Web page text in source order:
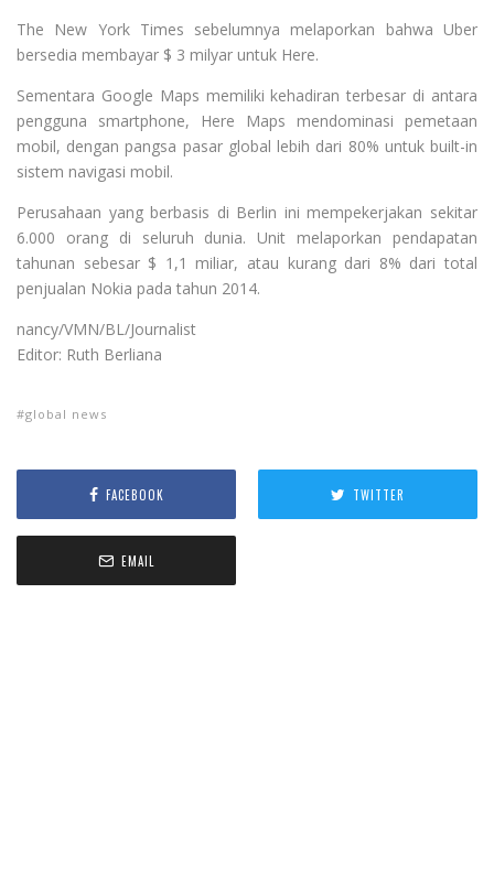
The New York Times sebelumnya melaporkan bahwa Uber
bersedia membayar $ 3 milyar untuk Here.
Sementara Google Maps memiliki kehadiran terbesar di antara
pengguna smartphone, Here Maps mendominasi pemetaan
mobil, dengan pangsa pasar global lebih dari 80% untuk built-in
sistem navigasi mobil.
Perusahaan yang berbasis di Berlin ini mempekerjakan sekitar
6.000 orang di seluruh dunia. Unit melaporkan pendapatan
tahunan sebesar $ 1,1 miliar, atau kurang dari 8% dari total
penjualan Nokia pada tahun 2014.
nancy/VMN/BL/Journalist
Editor: Ruth Berliana
global news
FACEBOOK TWITTER
EMAIL